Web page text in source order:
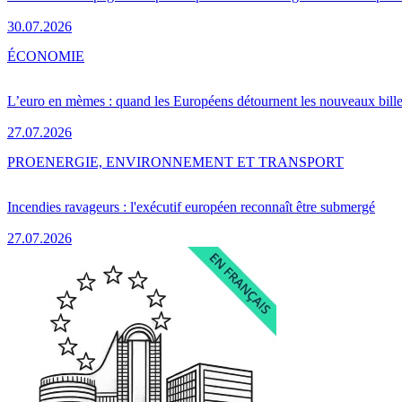
30.07.2026
L’euro en mèmes : quand les Européens détournent les nouveaux
27.07.2026
ÉCONOMIE
Incendies ravageurs : l'exécutif européen reconnaît être submergé
27.07.2026
PROENERGIE, ENVIRONNEMENT ET TRANSPORT